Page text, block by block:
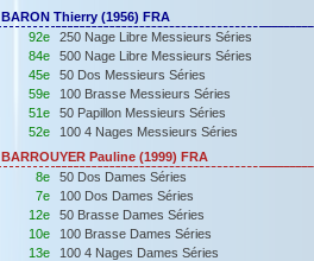
BARON Thierry (1956) FRA
92e
250 Nage Libre Messieurs Séries
84e
500 Nage Libre Messieurs Séries
45e
50 Dos Messieurs Séries
59e
100 Brasse Messieurs Séries
51e
50 Papillon Messieurs Séries
52e
100 4 Nages Messieurs Séries
BARROUYER Pauline (1999) FRA
8e
50 Dos Dames Séries
7e
100 Dos Dames Séries
12e
50 Brasse Dames Séries
10e
100 Brasse Dames Séries
13e
100 4 Nages Dames Séries